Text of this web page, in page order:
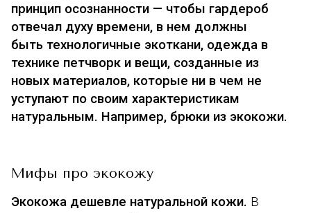
принцип осознанности — чтобы гардероб
отвечал духу времени, в нем должны
быть технологичные экоткани, одежда в
технике петчворк и вещи, созданные из
новых материалов, которые ни в чем не
уступают по своим характеристикам
натуральным. Например, брюки из экокожи.
Мифы про экокожу
Экокожа дешевле натуральной кожи. В